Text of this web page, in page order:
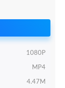
1080P
MP4
4.47M